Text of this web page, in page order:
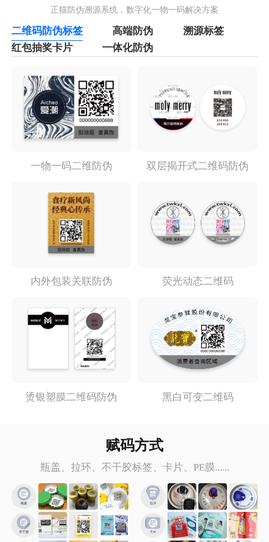
正猫防伪溯源系统，数字化一物一码解决方案
二维码防伪标签 高端防伪
溯源标签
红包抽奖卡片
一体化防伪
一物一码二维防伪 双层揭开式二维码防伪
内外包装关联防伪 荧光动态二维码
烫银塑膜二维码防伪 黑白可变二维码
赋码方式
瓶盖、拉环、不干胶标签、卡片、PE膜......